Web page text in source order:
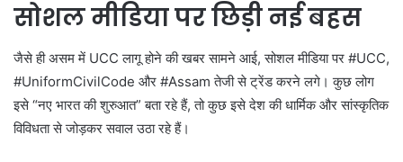
सोशल मीडिया पर छिड़ी नई बहस
जैसे ही असम में UCC लागू होने की खबर सामने आई, सोशल मीडिया पर #UCC,
#UniformCivilCode और #Assam तेजी से ट्रेंड करने लगे। कुछ लोग
इसे “नए भारत की शुरुआत” बता रहे हैं, तो कुछ इसे देश की धार्मिक और सांस्कृतिक
विविधता से जोड़कर सवाल उठा रहे हैं।